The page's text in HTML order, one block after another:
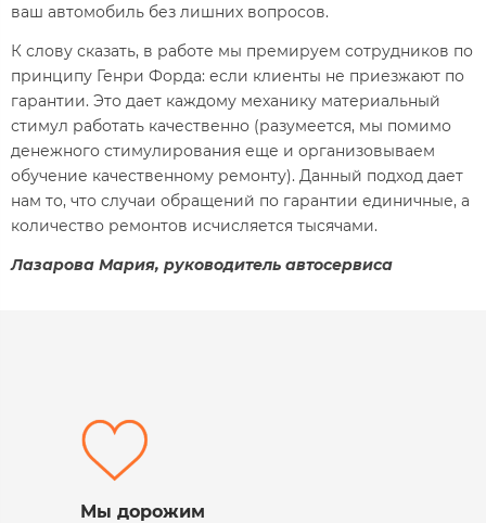
ваш автомобиль без лишних вопросов.
К слову сказать, в работе мы премируем сотрудников по
принципу Генри Форда: если клиенты не приезжают по
гарантии. Это дает каждому механику материальный
стимул работать качественно (разумеется, мы помимо
денежного стимулирования еще и организовываем
обучение качественному ремонту). Данный подход дает
нам то, что случаи обращений по гарантии единичные, а
количество ремонтов исчисляется тысячами.
Лазарова Мария, руководитель автосервиса
Мы дорожим